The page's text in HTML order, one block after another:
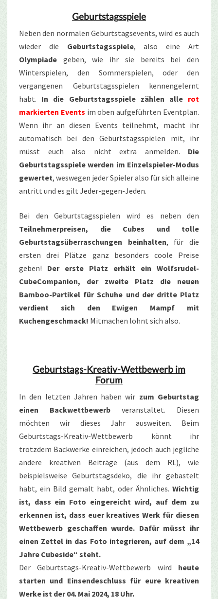
Geburtstagsspiele
Neben den normalen Geburtstagsevents, wird es auch
wieder die Geburtstagsspiele, also eine Art
Olympiade geben, wie ihr sie bereits bei den
Winterspielen, den Sommerspielen, oder den
vergangenen Geburtstagsspielen kennengelernt
habt. In die Geburtstagsspiele zählen alle rot
markierten Events im oben aufgeführten Eventplan.
Wenn ihr an diesen Events teilnehmt, macht ihr
automatisch bei den Geburtstagsspielen mit, ihr
müsst euch also nicht extra anmelden. Die
Geburtstagsspiele werden im Einzelspieler-Modus
gewertet, weswegen jeder Spieler also für sich alleine
antritt und es gilt Jeder-gegen-Jeden.
Bei den Geburtstagsspielen wird es neben den
Teilnehmerpreisen, die Cubes und tolle
Geburtstagsüberraschungen beinhalten, für die
ersten drei Plätze ganz besonders coole Preise
geben! Der erste Platz erhält ein Wolfsrudel-
CubeCompanion, der zweite Platz die neuen
Bamboo-Partikel für Schuhe und der dritte Platz
verdient sich den Ewigen Mampf mit
Kuchengeschmack! Mitmachen lohnt sich also.
Geburtstags-Kreativ-Wettbewerb im
Forum
In den letzten Jahren haben wir zum Geburtstag
einen Backwettbewerb veranstaltet. Diesen
möchten wir dieses Jahr ausweiten. Beim
Geburtstags-Kreativ-Wettbewerb könnt ihr
trotzdem Backwerke einreichen, jedoch auch jegliche
andere kreativen Beiträge (aus dem RL), wie
beispielsweise Geburtstagsdeko, die ihr gebastelt
habt, ein Bild gemalt habt, oder Ähnliches. Wichtig
ist, dass ein Foto eingereicht wird, auf dem zu
erkennen ist, dass euer kreatives Werk für diesen
Wettbewerb geschaffen wurde. Dafür müsst ihr
einen Zettel in das Foto integrieren, auf dem „14
Jahre Cubeside“ steht.
Der Geburtstags-Kreativ-Wettbewerb wird heute
starten und Einsendeschluss für eure kreativen
Werke ist der 04. Mai 2024, 18 Uhr.